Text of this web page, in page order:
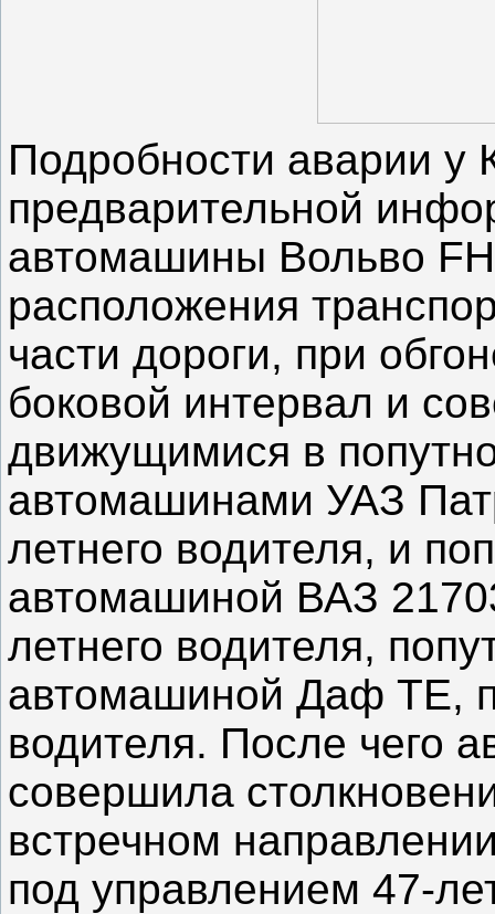
Подробности аварии у
предварительной
автомашины Вольво
расположения
части дороги, при
боковой интервал и
движущимися в
автомашинами УАЗ
летнего водителя, и
автомашиной ВАЗ
летнего водителя,
автомашиной Даф ТЕ,
водителя. После чего
совершила
встречном
под управлением 47-